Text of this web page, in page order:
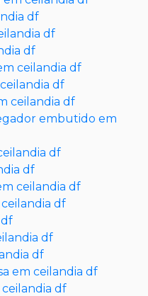
df
df
df
ceilandia df
df
ceilandia df
embutido em
df
df
ceilandia df
df
df
df
df
em ceilandia df
ceilandia df